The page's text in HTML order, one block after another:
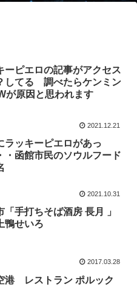
ーピエロの記事がアクセス
してる 調べたらケンミン
が原因と思われます
2021.12.21
ラッキーピエロがあっ
・函館市民のソウルフード
2021.10.31
「手打ちそば酒房 長月 」
鴨せいろ
2017.03.28
港 レストラン ポルック